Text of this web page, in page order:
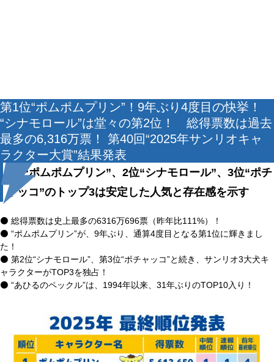
第1位“ポムポムプリン”！9年ぶり4度目の快挙！
“シナモロール”は堂々の第2位！ 総得票数は過去
最多の6,316万票！ 第40回“2025年サンリオキャ
ラクター大賞”結果発表
1位“ポムポムプリン”、2位“シナモロール”、3位“ポチ
ャッコ”のトップ3は安定した人気と存在感を示す
⚫ 総得票数は史上最多の6316万696票（昨年比111%）！
⚫ “ポムポムプリン”が、9年ぶり、通算4度目となる第1位に輝きまし
た！
⚫ 第2位“シナモロール”、第3位“ポチャッコ”と続き、サンリオ3大犬キ
ャラクターがTOP3を独占！
⚫ “あひるのペックル”は、1994年以来、31年ぶりのTOP10入り！